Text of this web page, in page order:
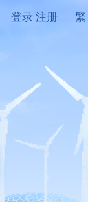
繁
登录 注册